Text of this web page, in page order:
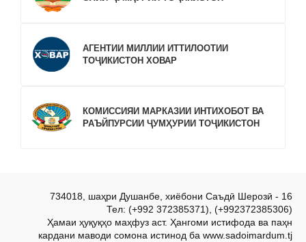
АГЕНТИИ МИЛЛИИ ИТТИЛООТИИ
ТОҶИКИСТОН ХОВАР
КОМИССИЯИ МАРКАЗИИ ИНТИХОБОТ ВА
РАЪЙПУРСИИ ҶУМҲУРИИ ТОҶИКИСТОН
734018, шаҳри Душанбе, хиёбони Саъдӣ Шерозӣ - 16
Тел: (+992 372385371), (+992372385306)
Ҳамаи ҳуқуқҳо маҳфуз аст. Ҳангоми истифода ва паҳн
кардани маводи сомона истинод ба www.sadoimardum.tj